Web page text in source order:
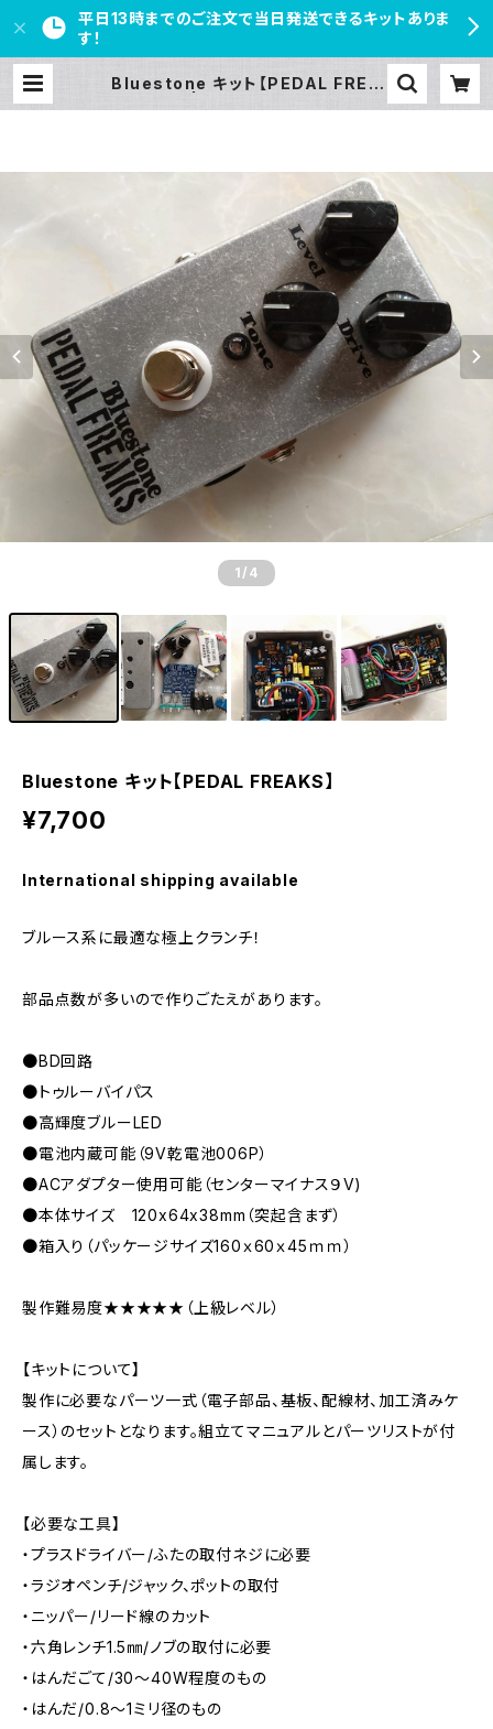
平日13時までのご注文で当日発送できるキットありま
す！
Bluestone キット【PEDAL FREA
1 /4
Bluestone キット【PEDAL FREAKS】
¥7,700
International shipping available
ブルース系に最適な極上クランチ！
部品点数が多いので作りごたえがあります。
●BD回路
●トゥルーバイパス
●高輝度ブルーLED
●電池内蔵可能（9V乾電池006P）
●ACアダプター使用可能（センターマイナス９V)
●本体サイズ 120x64x38mm（突起含まず）
●箱入り（パッケージサイズ160ｘ60ｘ45ｍｍ）
製作難易度★★★★★（上級レベル）
【キットについて】
製作に必要なパーツ一式（電子部品、基板、配線材、加工済みケ
ース）のセットとなります。組立てマニュアルとパーツリストが付
属します。
【必要な工具】
・プラスドライバー/ふたの取付ネジに必要
・ラジオペンチ/ジャック、ポットの取付
・ニッパー/リード線のカット
・六角レンチ1.5㎜/ノブの取付に必要
・はんだごて/30～40W程度のもの
・はんだ/0.8～1ミリ径のもの